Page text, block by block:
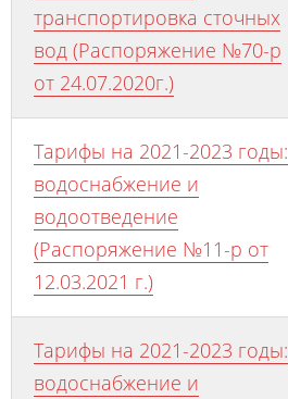
транспортировка сточных
вод (Распоряжение №70-р
от 24.07.2020г.)
Тарифы на 2021-2023 годы:
водоснабжение и
водоотведение
(Распоряжение №11-р от
12.03.2021 г.)
Тарифы на 2021-2023 годы:
водоснабжение и